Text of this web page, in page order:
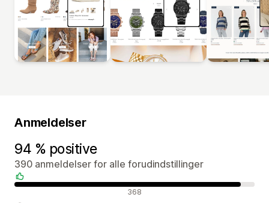
Anmeldelser
94 % positive
390 anmeldelser for alle forudindstillinger
Positive anmeldelser 368